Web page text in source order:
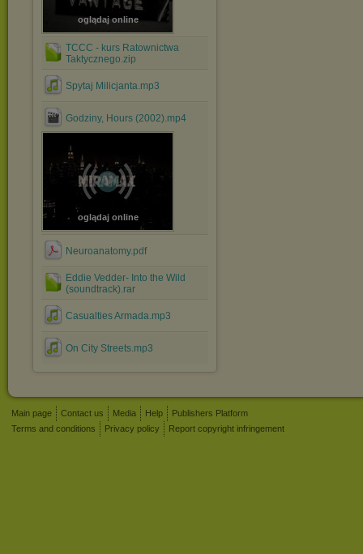
oglądaj online
TCCC - kurs Ratownictwa
Taktycznego.zip
Spytaj Milicjanta.mp3
Godziny, Hours (2002).mp4
oglądaj online
Neuroanatomy.pdf
Eddie Vedder- Into the Wild
(soundtrack).rar
Casualties Armada.mp3
On City Streets.mp3
Main page Contact us Media Help
Publishers Platform
Terms and conditions
Privacy policy Report copyright infringement